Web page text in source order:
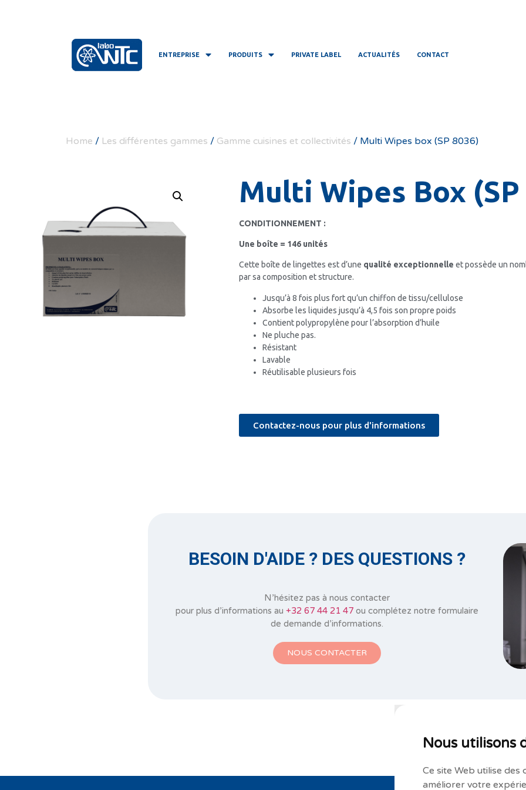
Nous utilisons
Ce site Web utilise
améliorer votre
ENTREPRISE PRODUITS PRIVATE LABEL ACTUALITÉS CONTACT
Home / Les différentes gammes / Gamme cuisines et collectivités / Multi Wipes box (SP 8036)
Multi Wipes Box (SP
CONDITIONNEMENT :
Une boîte = 146 unités
Cette boîte de lingettes est d’une qualité exceptionnelle et possède un
par sa composition et structure.
Jusqu’à 8 fois plus fort qu’un chiffon de tissu/cellulose
Absorbe les liquides jusqu’à 4,5 fois son propre poids
Contient polypropylène pour l’absorption d’huile
Ne pluche pas.
Résistant
Lavable
Réutilisable plusieurs fois
Contactez-nous pour plus d'informations
BESOIN D'AIDE ? DES QUESTIONS ?
N’hésitez pas à nous contacter
pour plus d’informations au +32 67 44 21 47 ou complétez notre formulaire
de demande d’informations.
NOUS CONTACTER